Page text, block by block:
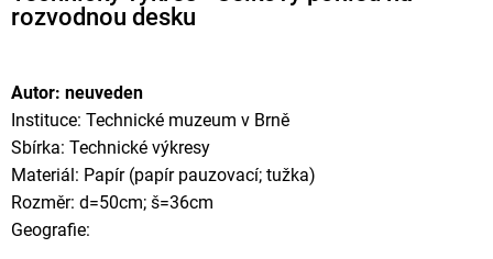
rozvodnou desku
Autor: neuveden
Instituce: Technické muzeum v Brně
Sbírka: Technické výkresy
Materiál: Papír (papír pauzovací; tužka)
Rozměr: d=50cm; š=36cm
Geografie: